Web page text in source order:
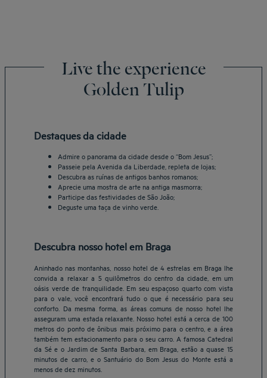
Live the experience
Golden Tulip
Destaques da cidade
Admire o panorama da cidade desde o “Bom Jesus”;
Passeie pela Avenida da Liberdade, repleta de lojas;
Descubra as ruínas de antigos banhos romanos;
Aprecie uma mostra de arte na antiga masmorra;
Participe das festividades de São João;
Deguste uma taça de vinho verde.
Descubra nosso hotel em Braga
Aninhado nas montanhas, nosso hotel de 4 estrelas em Braga lhe
convida a relaxar a 5 quilômetros do centro da cidade, em um
oásis verde de tranquilidade. Em seu espaçoso quarto com vista
para o vale, você encontrará tudo o que é necessário para seu
conforto. Da mesma forma, as áreas comuns de nosso hotel lhe
asseguram uma estada relaxante. Nosso hotel está a cerca de 100
metros do ponto de ônibus mais próximo para o centro, e a área
também tem estacionamento para o seu carro. A famosa Catedral
da Sé e o Jardim de Santa Barbara, em Braga, estão a quase 15
minutos de carro, e o Santuário do Bom Jesus do Monte está a
menos de dez minutos.
Brasília Hotéis
Braga Hotéis
Fortaleza Hotéis
Natal Hotéis